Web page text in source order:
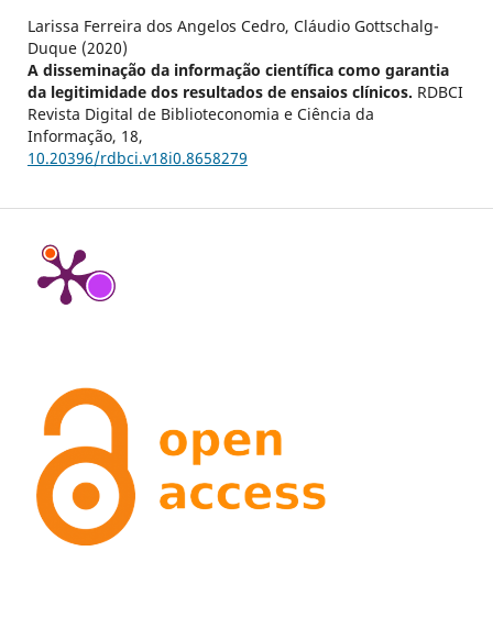
Larissa Ferreira dos Angelos Cedro, Cláudio Gottschalg-
Duque (2020)
A disseminação da informação científica como garantia
da legitimidade dos resultados de ensaios clínicos. RDBCI
Revista Digital de Biblioteconomia e Ciência da
Informação, 18,
10.20396/rdbci.v18i0.8658279